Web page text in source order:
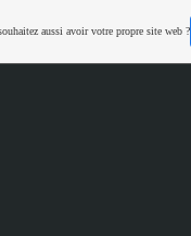
aussi avoir votre propre site web ?